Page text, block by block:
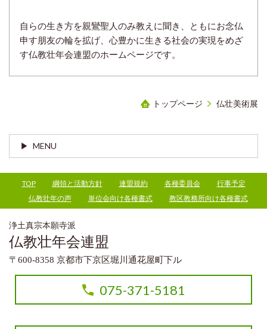
自らの生き方を親鸞聖人のみ教えに聞き、ともにお念仏
申す朋友の輪を拡げ、心豊かに生きる社会の実現をめざ
す仏教壮年会連盟のホームページです。
トップページ 仏壮美術展
MENU
TOP 綱領と活動方針 連盟規約 各種委員会
行事予定
仏教壮年の声
単位会向け各種書式 教区教務所向け各種書式
浄土真宗本願寺派
仏教壮年会連盟
〒600-8358 京都市下京区堀川通花屋町下ル
075-371-5181